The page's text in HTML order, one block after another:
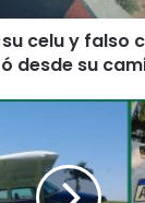
celu y falso
desde su